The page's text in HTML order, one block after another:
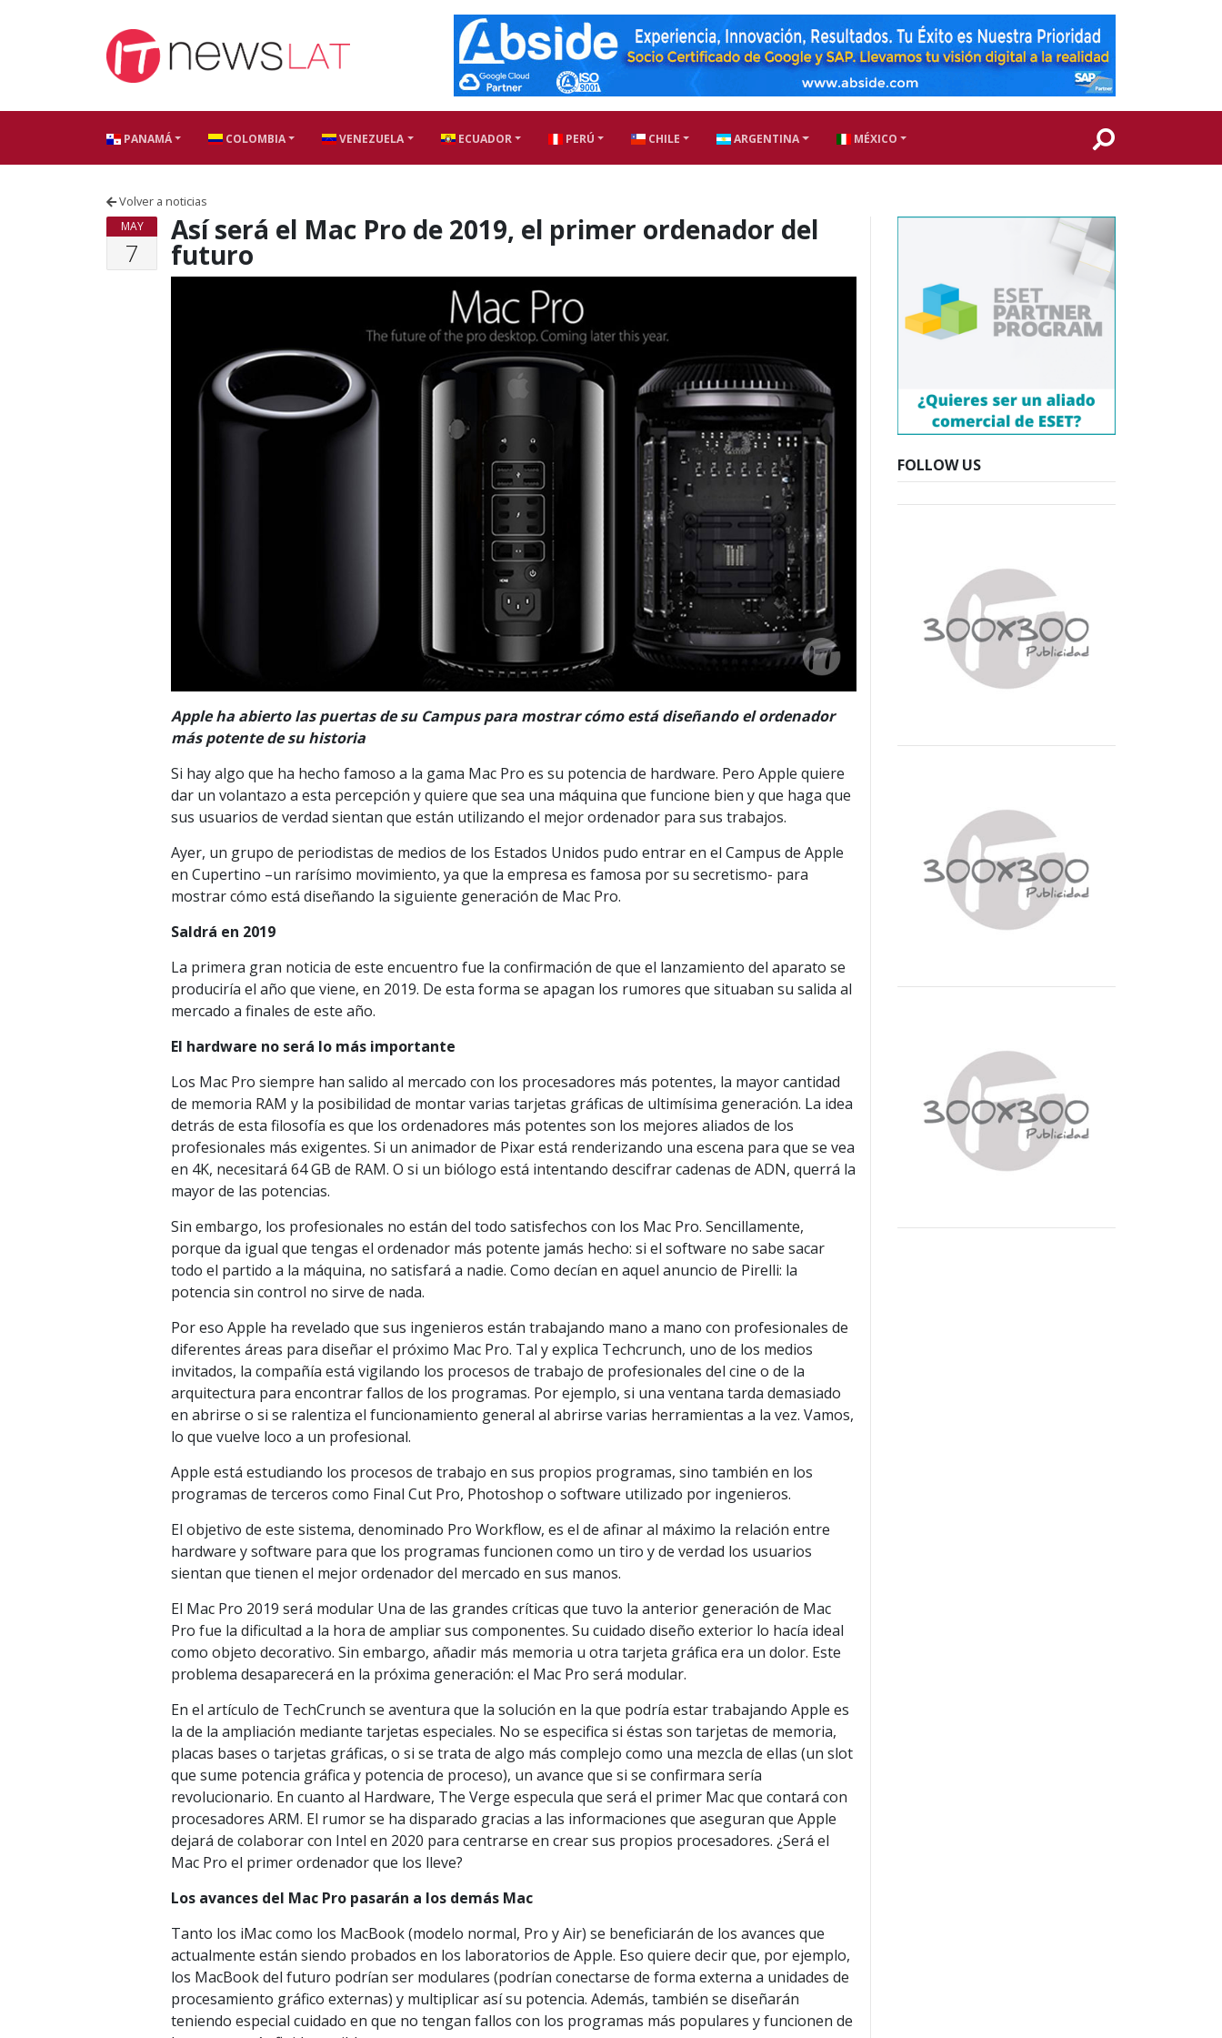
PANAMÁ COLOMBIA VENEZUELA ECUADOR PERÚ CHILE ARGENTINA MÉXICO
Volver a noticias
MAY
7
Así será el Mac Pro de 2019, el primer ordenador del
futuro
Apple ha abierto las puertas de su Campus para mostrar cómo está diseñando el ordenador
más potente de su historia
Si hay algo que ha hecho famoso a la gama Mac Pro es su potencia de hardware. Pero Apple quiere
dar un volantazo a esta percepción y quiere que sea una máquina que funcione bien y que haga que
sus usuarios de verdad sientan que están utilizando el mejor ordenador para sus trabajos.
Ayer, un grupo de periodistas de medios de los Estados Unidos pudo entrar en el Campus de Apple
en Cupertino –un rarísimo movimiento, ya que la empresa es famosa por su secretismo- para
mostrar cómo está diseñando la siguiente generación de Mac Pro.
Saldrá en 2019
La primera gran noticia de este encuentro fue la confirmación de que el lanzamiento del aparato se
produciría el año que viene, en 2019. De esta forma se apagan los rumores que situaban su salida al
mercado a finales de este año.
El hardware no será lo más importante
Los Mac Pro siempre han salido al mercado con los procesadores más potentes, la mayor cantidad
de memoria RAM y la posibilidad de montar varias tarjetas gráficas de ultimísima generación. La idea
detrás de esta filosofía es que los ordenadores más potentes son los mejores aliados de los
profesionales más exigentes. Si un animador de Pixar está renderizando una escena para que se vea
en 4K, necesitará 64 GB de RAM. O si un biólogo está intentando descifrar cadenas de ADN, querrá la
mayor de las potencias.
Sin embargo, los profesionales no están del todo satisfechos con los Mac Pro. Sencillamente,
porque da igual que tengas el ordenador más potente jamás hecho: si el software no sabe sacar
todo el partido a la máquina, no satisfará a nadie. Como decían en aquel anuncio de Pirelli: la
potencia sin control no sirve de nada.
Por eso Apple ha revelado que sus ingenieros están trabajando mano a mano con profesionales de
diferentes áreas para diseñar el próximo Mac Pro. Tal y explica Techcrunch, uno de los medios
invitados, la compañía está vigilando los procesos de trabajo de profesionales del cine o de la
arquitectura para encontrar fallos de los programas. Por ejemplo, si una ventana tarda demasiado
en abrirse o si se ralentiza el funcionamiento general al abrirse varias herramientas a la vez. Vamos,
lo que vuelve loco a un profesional.
Apple está estudiando los procesos de trabajo en sus propios programas, sino también en los
programas de terceros como Final Cut Pro, Photoshop o software utilizado por ingenieros.
El objetivo de este sistema, denominado Pro Workflow, es el de afinar al máximo la relación entre
hardware y software para que los programas funcionen como un tiro y de verdad los usuarios
sientan que tienen el mejor ordenador del mercado en sus manos.
El Mac Pro 2019 será modular Una de las grandes críticas que tuvo la anterior generación de Mac
Pro fue la dificultad a la hora de ampliar sus componentes. Su cuidado diseño exterior lo hacía ideal
como objeto decorativo. Sin embargo, añadir más memoria u otra tarjeta gráfica era un dolor. Este
problema desaparecerá en la próxima generación: el Mac Pro será modular.
En el artículo de TechCrunch se aventura que la solución en la que podría estar trabajando Apple es
la de la ampliación mediante tarjetas especiales. No se especifica si éstas son tarjetas de memoria,
placas bases o tarjetas gráficas, o si se trata de algo más complejo como una mezcla de ellas (un slot
que sume potencia gráfica y potencia de proceso), un avance que si se confirmara sería
revolucionario. En cuanto al Hardware, The Verge especula que será el primer Mac que contará con
procesadores ARM. El rumor se ha disparado gracias a las informaciones que aseguran que Apple
dejará de colaborar con Intel en 2020 para centrarse en crear sus propios procesadores. ¿Será el
Mac Pro el primer ordenador que los lleve?
Los avances del Mac Pro pasarán a los demás Mac
Tanto los iMac como los MacBook (modelo normal, Pro y Air) se beneficiarán de los avances que
actualmente están siendo probados en los laboratorios de Apple. Eso quiere decir que, por ejemplo,
los MacBook del futuro podrían ser modulares (podrían conectarse de forma externa a unidades de
procesamiento gráfico externas) y multiplicar así su potencia. Además, también se diseñarán
teniendo especial cuidado en que no tengan fallos con los programas más populares y funcionen de
FOLLOW US